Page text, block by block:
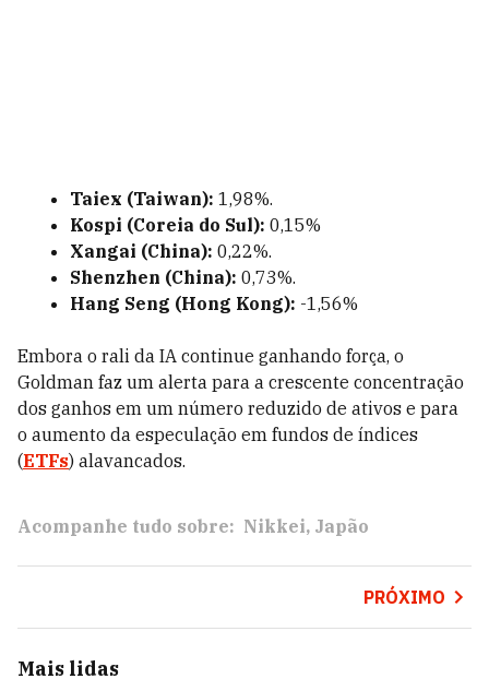
Taiex (Taiwan): 1,98%.
Kospi (Coreia do Sul): 0,15%
Xangai (China): 0,22%.
Shenzhen (China): 0,73%.
Hang Seng (Hong Kong): -1,56%
Embora o rali da IA continue ganhando força, o
Goldman faz um alerta para a crescente concentração
dos ganhos em um número reduzido de ativos e para
o aumento da especulação em fundos de índices
(ETFs) alavancados.
Acompanhe tudo sobre: Nikkei Japão
PRÓXIMO
Mais lidas